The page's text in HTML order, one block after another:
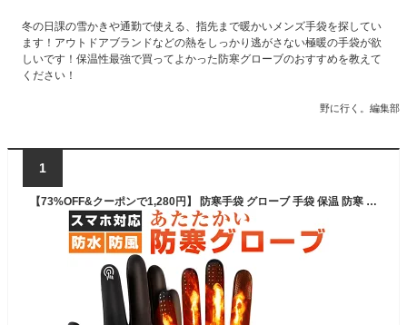
冬の日課の雪かきや通勤で使える、指先まで暖かいメンズ手袋を探してい
ます！アウトドアブランドなどの熱をしっかり逃がさない極暖の手袋が欲
しいです！保温性最強で買ってよかった防寒グローブのおすすめを教えて
ください！
野に行く。編集部
1
【73%OFF&クーポンで1,280円】 防寒手袋 グローブ 手袋 保温 防寒 防水 防風 滑り止め スマホ対応 撥水加工 裏起毛 メンズ レディース メンズ手袋 自転車 バイク 暖かい 冬 秋 登山 釣り ウォーキング サイクリング ランニング スポーツ キャンプ 送料無料